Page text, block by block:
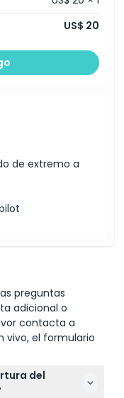
US$ 20
de extremo a
preguntas
adicional o
contacta a
vivo, el formulario
del